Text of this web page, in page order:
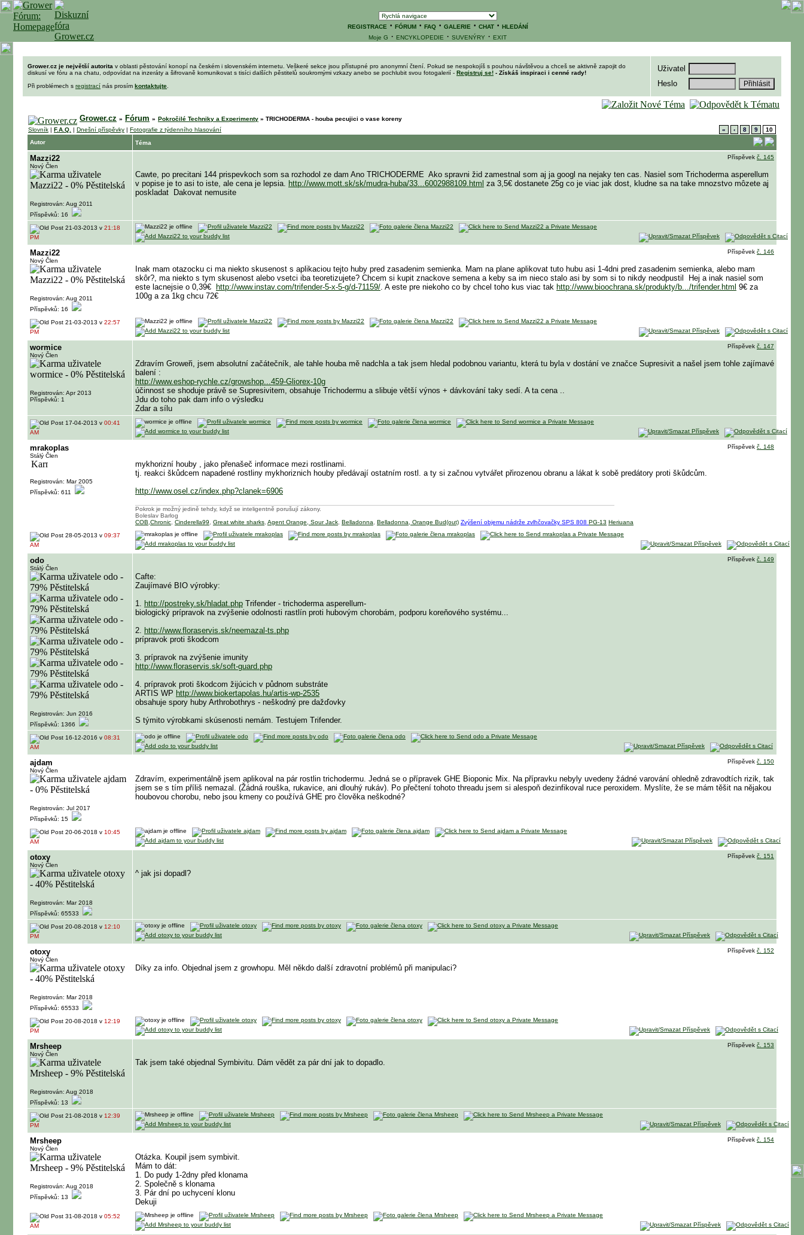
REGISTRACE · FÓRUM· FAQ· GALERIE · CHAT· HLEDÁNÍ
Moje G · ENCYKLOPEDIE · SUVENÝRY · EXIT
Grower.cz je největší autorita v oblasti pěstování konopí na českém i slovenském internetu. Veškeré sekce jsou přístupné pro anonymní čtení. Pokud se nespokojíš s pouhou návštěvou a chceš se aktivně zapojit do
diskusí ve fóru a na chatu, odpovídat na inzeráty a šifrovaně komunikovat s tisíci dalších pěstitelů soukromými vzkazy anebo se pochlubit svou fotogalerií - Registruj se! - Získáš inspiraci i cenné rady!
Při problémech s registrací nás prosím kontaktujte
Uživatel
Heslo
Grower.cz » Fórum » Pokročilé Techniky a Experimenty » TRICHODERMA - houba pecujici o vase koreny
Slovník | F.A.Q. | Dnešní příspěvky | Fotografie z týdenního hlasování « ‹ 8 9
10
Autor
Téma
Mazzi22
Nový Člen
Registrován: Aug 2011
Příspěvků: 16
Příspěvek č. 145
Cawte, po precitani 144 prispevkoch som sa rozhodol ze dam Ano TRICHODERME Ako spravni žid zamestnal som aj ja googl na nejaky ten cas. Nasiel som Trichoderma asperellum
v popise je to asi to iste, ale cena je lepsia. http://www.mott.sk/sk/mudra-huba/33...6002988109.html za 3,5€ dostanete 25g co je viac jak dost, kludne sa na take mnozstvo môzete aj
poskladat
Dakovat nemusite
21-03-2013 v 21:18
PM
Mazzi22
Nový Člen
Registrován: Aug 2011
Příspěvků: 16
Příspěvek č. 146
Inak mam otazocku ci ma niekto skusenost s aplikaciou tejto huby pred zasadenim semienka. Mam na plane aplikovat tuto hubu asi 1-4dni pred zasadenim semienka, alebo mam
skôr?, ma niekto s tym skusenost alebo vsetci iba teoretizujete? Chcem si kupit znackove semena a keby sa im nieco stalo asi by som si to nikdy neodpustil
Hej a inak nasiel som
este lacnejsie o 0,39€
http://www.instav.com/trifender-5-x-5-g/d-71159/. A este pre niekoho co by chcel toho kus viac tak http://www.bioochrana.sk/produkty/b.../trifender.html 9€ za
100g a za 1kg chcu 72€
21-03-2013 v 22:57
PM
wormice
Nový Člen
Registrován: Apr 2013
Příspěvků: 1
Příspěvek č. 147
Zdravím Groweři, jsem absolutní začátečník, ale tahle houba mě nadchla a tak jsem hledal podobnou variantu, která tu byla v dostání ve značce Supresivit a našel jsem tohle zajímavé
balení :
http://www.eshop-rychle.cz/growshop...459-Gliorex-10g
účinnost se shoduje právě se Supresivitem, obsahuje Trichodermu a slibuje větší výnos + dávkování taky sedí. A ta cena ..
Jdu do toho pak dam info o výsledku
Zdar a sílu
17-04-2013 v 00:41
AM
mrakoplas
Stálý Člen
Registrován: Mar 2005
Příspěvků: 611
Příspěvek č. 148
mykhorizní houby , jako přenašeč informace mezi rostlinami.
tj. reakci škůdcem napadené rostliny mykhoriznich houby předávají ostatním rostl. a ty si začnou vytvářet přirozenou obranu a lákat k sobě predátory proti škůdcům.
http://www.osel.cz/index.php?clanek=6906
Pokrok je možný jedině tehdy, když se inteligentně porušují zákony.
Boleslav Barlog
COB,Chronic Cinderella99 Great white sharks Agent Orange, Sour Jack Belladonna Belladonna, Orange Bud(out) Zvýšení objemu nádrže zvlhčovačky SPS 808 PG-13 Heriuana
28-05-2013 v 09:37
AM
odo
Stálý Člen
Registrován: Jun 2016
Příspěvků: 1366
Příspěvek č. 149
Cafte:
Zaujímavé BIO výrobky:
1. http://postreky.sk/hladat.php Trifender - trichoderma asperellum-
biologický prípravok na zvýšenie odolnosti rastlín proti hubovým chorobám, podporu koreňového systému...
2. http://www.floraservis.sk/neemazal-ts.php
prípravok proti škodcom
3. prípravok na zvýšenie imunity
http://www.floraservis.sk/soft-guard.php
4. prípravok proti škodcom žijúcich v půdnom substráte
ARTIS WP http://www.biokertapolas.hu/artis-wp-2535
obsahuje spory huby Arthrobothrys - neškodný pre dažďovky
S týmito výrobkami skúsenosti nemám. Testujem Trifender.
16-12-2016 v 08:31
AM
ajdam
Nový Člen
Registrován: Jul 2017
Příspěvků: 15
Příspěvek č. 150
Zdravím, experimentálně jsem aplikoval na pár rostlin trichodermu. Jedná se o přípravek GHE Bioponic Mix. Na přípravku nebyly uvedeny žádné varování ohledně zdravodtích rizik, tak
jsem se s tím příliš nemazal. (Žádná rouška, rukavice, ani dlouhý rukáv). Po přečtení tohoto threadu jsem si alespoň dezinfikoval ruce peroxidem. Myslíte, že se mám těšit na nějakou
houbovou chorobu, nebo jsou kmeny co používá GHE pro člověka neškodné?
20-06-2018 v 10:45
AM
otoxy
Nový Člen
Registrován: Mar 2018
Příspěvků: 65533
Příspěvek č. 151
^ jak jsi dopadl?
20-08-2018 v 12:10
PM
otoxy
Nový Člen
Registrován: Mar 2018
Příspěvků: 65533
Příspěvek č. 152
Díky za info. Objednal jsem z growhopu. Měl někdo další zdravotní problémů při manipulaci?
20-08-2018 v 12:19
PM
Mrsheep
Nový Člen
Registrován: Aug 2018
Příspěvků: 13
Příspěvek č. 153
Tak jsem také objednal Symbivitu. Dám vědět za pár dní jak to dopadlo.
21-08-2018 v 12:39
PM
Mrsheep
Nový Člen
Registrován: Aug 2018
Příspěvků: 13
Příspěvek č. 154
Otázka. Koupil jsem symbivit.
Mám to dát:
1. Do pudy 1-2dny před klonama
2. Společně s klonama
3. Pár dní po uchycení klonu
Dekuji
31-08-2018 v 05:52
AM